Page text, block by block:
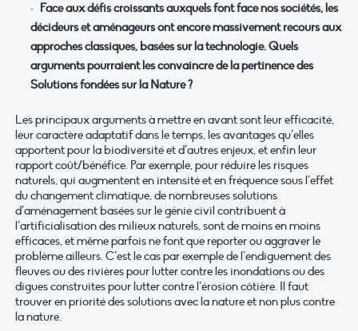
Face aux défis croissants auxquels font face nos sociétés, les
décideurs et aménageurs ont encore massivement recours aux
approches classiques, basées sur la technologie. Quels
arguments pourraient les convaincre de la pertinence des
Solutions fondées sur la Nature ?
Les principaux arguments à mettre en avant sont leur efficacité,
leur caractère adaptatif dans le temps, les avantages qu’elles
apportent pour la biodiversité et d’autres enjeux, et enfin leur
rapport coût/bénéfice. Par exemple, pour réduire les risques
naturels, qui augmentent en intensité et en fréquence sous l’effet
du changement climatique, de nombreuses solutions
d’aménagement basées sur le génie civil contribuent à
l’artificialisation des milieux naturels, sont de moins en moins
efficaces, et même parfois ne font que reporter ou aggraver le
problème ailleurs. C’est le cas par exemple de l’endiguement des
fleuves ou des rivières pour lutter contre les inondations ou des
digues construites pour lutter contre l’érosion côtière. Il faut
trouver en priorité des solutions avec la nature et non plus contre
la nature.